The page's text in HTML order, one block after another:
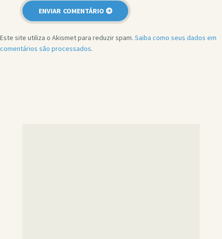
Este site utiliza o Akismet para reduzir spam. Saiba como seus dados em
comentários são processados.